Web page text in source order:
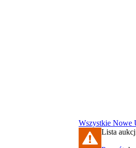
Wszystkie Nowe
Lista